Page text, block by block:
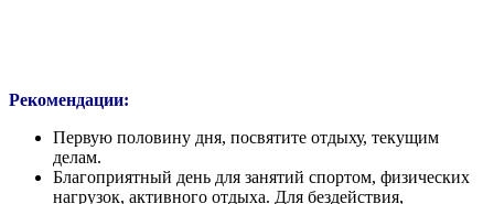
Рекомендации:
Первую половину дня, посвятите отдыху, текущим
делам.
Благоприятный день для занятий спортом, физических
нагрузок, активного отдыха. Для бездействия,